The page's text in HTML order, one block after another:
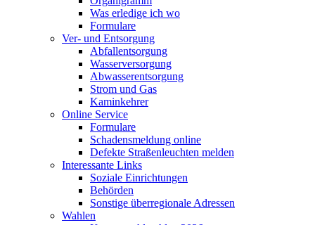
Was erledige ich wo
Formulare
Ver- und Entsorgung
Abfallentsorgung
Wasserversorgung
Abwasserentsorgung
Strom und Gas
Kaminkehrer
Online Service
Formulare
Schadensmeldung online
Defekte Straßenleuchten melden
Interessante Links
Soziale Einrichtungen
Behörden
Sonstige überregionale Adressen
Wahlen